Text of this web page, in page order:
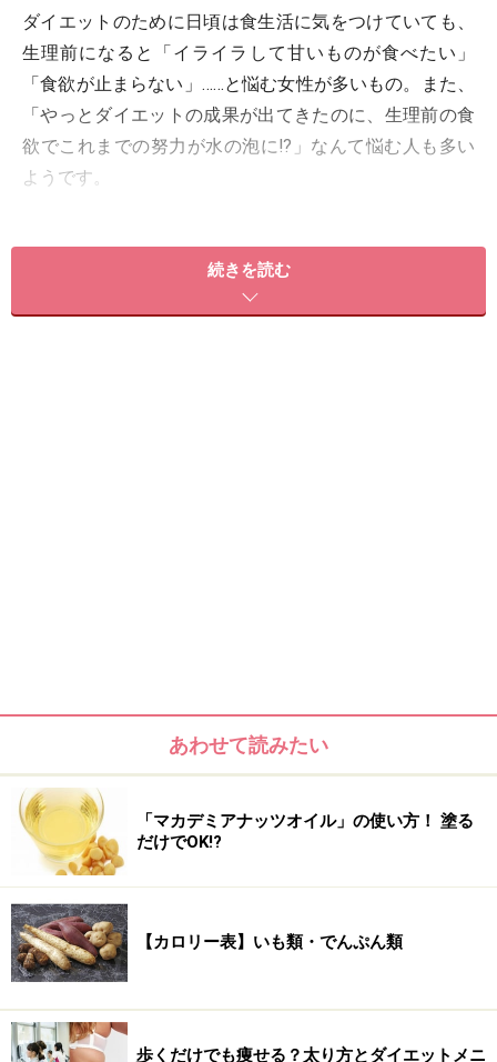
ダイエットのために日頃は食生活に気をつけていても、
生理前になると「イライラして甘いものが食べたい」
「食欲が止まらない」……と悩む女性が多いもの。また、
「やっとダイエットの成果が出てきたのに、生理前の食
欲でこれまでの努力が水の泡に!?」なんて悩む人も多い
ようです。
方法に加え、「女性の体の1カ月のサイクル」について
と思います。
生理前は太るのではなく、体内の「水分」で2kg前後増える
生理前は女性ホルモンや月経前症候群（PMS）の影響で体重
が増える
それでも生理前に太りたくない人は「生理前豆乳ダイエッ
ト」
生理前の体重増加を食事で防ぐダイエット方法
生理前の体重増加を運動で防ぐダイエット方法
生理周期でわかる、太りやすい時期、痩せやすい時期
続きを読む
あわせて読みたい
「マカデミアナッツオイル」の使い方！ 塗る
だけでOK!?
【カロリー表】いも類・でんぷん類
歩くだけでも痩せる？太り方とダイエットメニ